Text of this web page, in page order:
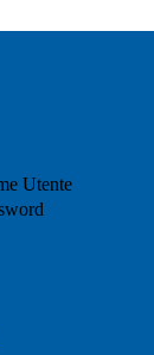
Utente